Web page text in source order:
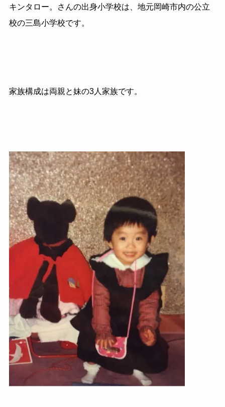
キンタロー。さんの出身小学校は、地元岡崎市内の公立
校の三島小学校です。
家族構成は両親と妹の3人家族です。